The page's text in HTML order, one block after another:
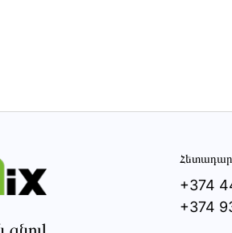
+374
+374